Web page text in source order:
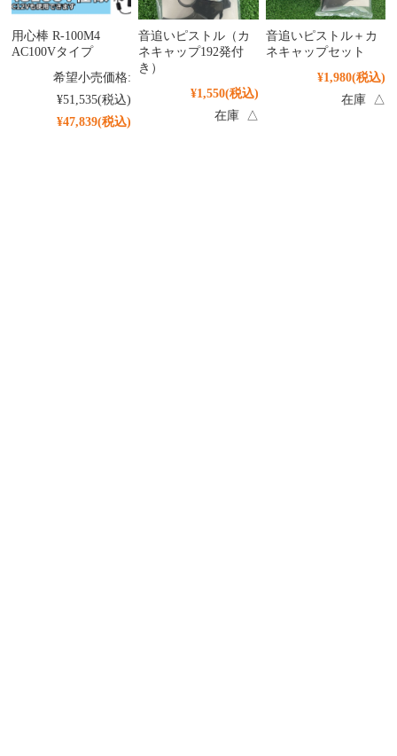
用心棒 R-100M4
AC100Vタイプ
希望小売価格:
¥51,535(税込)
¥47,839(税込)
音追いピストル（カ
ネキャップ192発付
き）
¥1,550(税込)
在庫 △
音追いピストル＋カ
ネキャップセット
¥1,980(税込)
在庫 △